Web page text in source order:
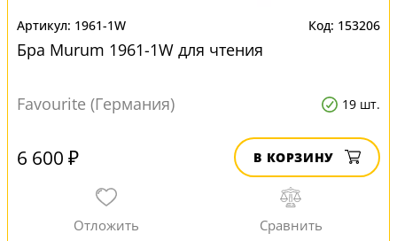
1961-1W 153206
Бра Murum 1961-1W для чтения
Favourite (Германия) 19 шт.
6 600 ₽ В КОРЗИНУ